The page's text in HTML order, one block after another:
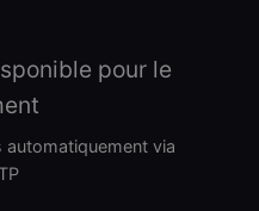
pour le
automatiquement via